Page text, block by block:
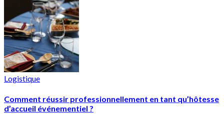
Logistique
Comment réussir professionnellement en tant qu’hôtesse
d’accueil événementiel ?